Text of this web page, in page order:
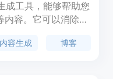
成工具，能够帮助您
容。它可以消除创
了超过150种工具，
内容生成 博客